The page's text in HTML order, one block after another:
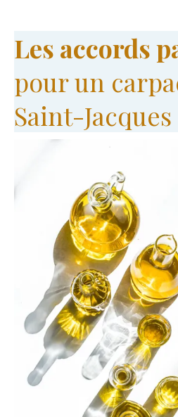
Les accords
pour un
Saint-Jacques